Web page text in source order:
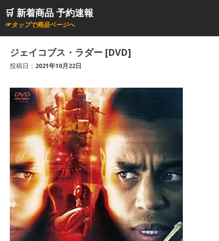
ン🛒 新着商品 予約速報
☞タップで商品ページへ
ジェイコブス・ラダー [DVD]
投稿日： 2021年10月22日